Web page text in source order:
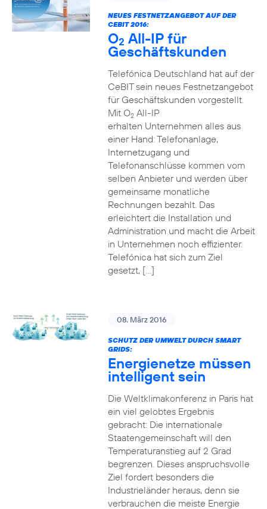
NEUES FESTNETZANGEBOT AUF DER
CEBIT 2016:
O2 All-IP für
Geschäftskunden
Telefónica Deutschland hat auf der
CeBIT sein neues Festnetzangebot
für Geschäftskunden vorgestellt.
Mit O2All-IP
erhalten Unternehmen alles aus
einer Hand: Telefonanlage,
Internetzugang und
Telefonanschlüsse kommen vom
selben Anbieter und werden über
gemeinsame monatliche
Rechnungen bezahlt. Das
erleichtert die Installation und
Administration und macht die Arbeit
in Unternehmen noch effizienter.
Telefónica hat sich zum Ziel
gesetzt, […]
08. März 2016
SCHUTZ DER UMWELT DURCH SMART
GRIDS:
Energienetze müssen
intelligent sein
Die Weltklimakonferenz in Paris hat
ein viel gelobtes Ergebnis
gebracht: Die internationale
Staatengemeinschaft will den
Temperaturanstieg auf 2 Grad
begrenzen. Dieses anspruchsvolle
Ziel fordert besonders die
Industrieländer heraus, denn sie
verbrauchen die meiste Energie